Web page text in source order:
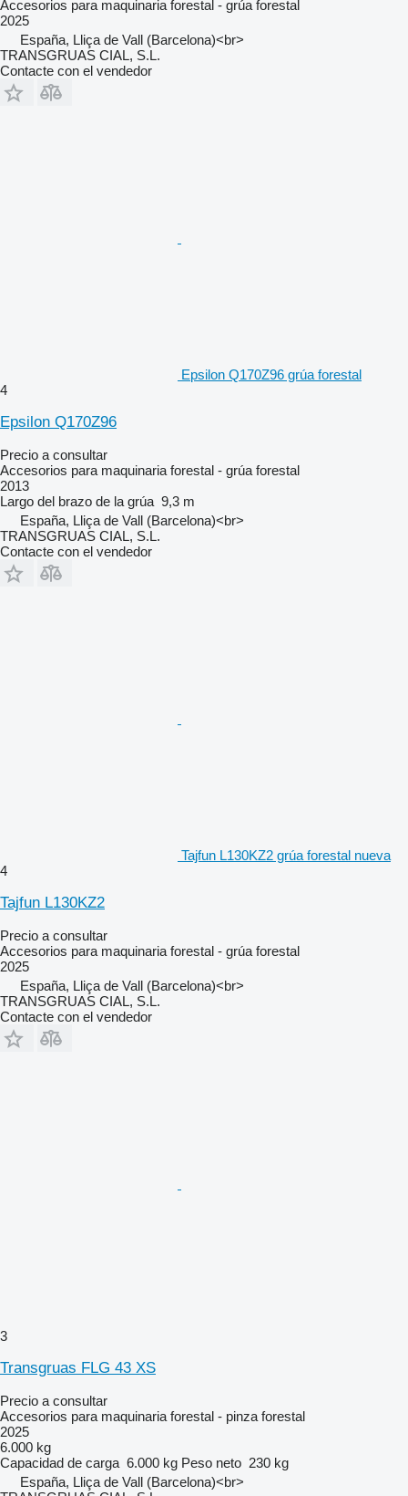
Accesorios para maquinaria forestal - grúa forestal
2025
España, Lliça de Vall (Barcelona)<br>
TRANSGRUAS CIAL, S.L.
Contacte con el vendedor
Epsilon Q170Z96 grúa forestal
4
Epsilon Q170Z96
Precio a consultar
Accesorios para maquinaria forestal - grúa forestal
2013
Largo del brazo de la grúa 9,3 m
España, Lliça de Vall (Barcelona)<br>
TRANSGRUAS CIAL, S.L.
Contacte con el vendedor
Tajfun L130KZ2 grúa forestal nueva
4
Tajfun L130KZ2
Precio a consultar
Accesorios para maquinaria forestal - grúa forestal
2025
España, Lliça de Vall (Barcelona)<br>
TRANSGRUAS CIAL, S.L.
Contacte con el vendedor
3
Transgruas FLG 43 XS
Precio a consultar
Accesorios para maquinaria forestal - pinza forestal
2025
6.000 kg
Capacidad de carga 6.000 kg Peso neto 230 kg
España, Lliça de Vall (Barcelona)<br>